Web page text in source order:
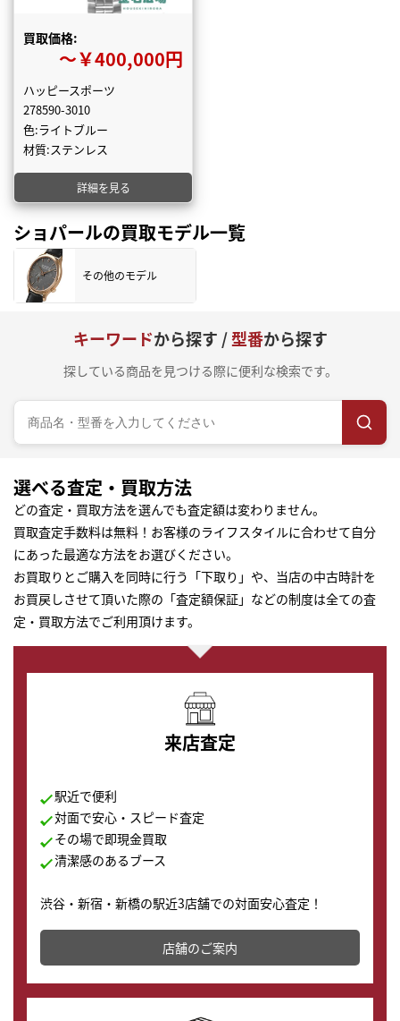
買取価格:
〜￥400,000円
ハッピースポーツ
278590-3010
色:ライトブルー
材質:ステンレス
詳細を見る
ショパールの買取モデル一覧
その他のモデル
キーワードから探す /型番から探す
探している商品を見つける際に便利な検索です。
選べる査定・買取方法
どの査定・買取方法を選んでも査定額は変わりません。
買取査定手数料は無料！お客様のライフスタイルに合わせて自分
にあった最適な方法をお選びください。
お買取りとご購入を同時に行う「下取り」や、当店の中古時計を
お買戻しさせて頂いた際の「査定額保証」などの制度は全ての査
定・買取方法でご利用頂けます。
来店査定
駅近で便利
対面で安心・スピード査定
その場で即現金買取
清潔感のあるブース
渋谷・新宿・新橋の駅近3店舗での対面安心査定！
店舗を併設しており、下取りに出してお得に新しい時計
の購入もできます♪
店舗のご案内